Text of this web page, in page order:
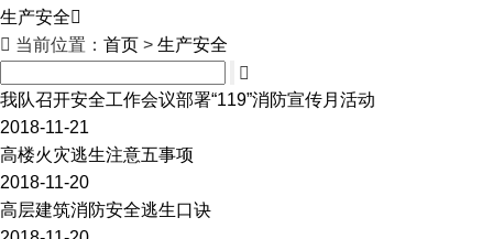
生产安全
 当前位置： 首页 > 生产安全
我队召开安全工作会议部署“119”消防宣传月活动
2018-11-21
高楼火灾逃生注意五事项
2018-11-20
高层建筑消防安全逃生口诀